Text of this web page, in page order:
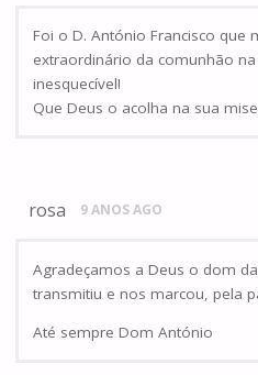
Foi o D. António Francisco que
extraordinário da comunhão
inesquecível!
Que Deus o acolha na sua
rosa 9 ANOS AGO
Agradeçamos a Deus o dom
transmitiu e nos marcou, pela
Até sempre Dom António